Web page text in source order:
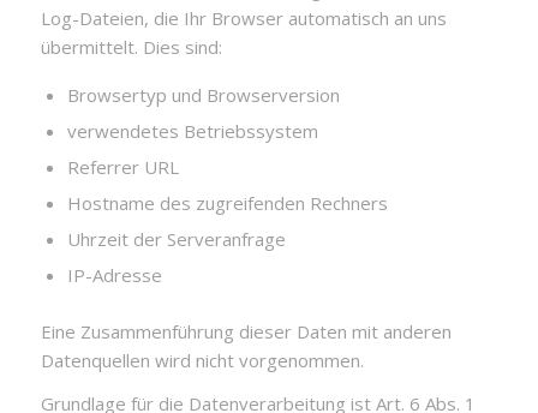
Log-Dateien, die Ihr Browser automatisch an uns
übermittelt. Dies sind:
Browsertyp und Browserversion
verwendetes Betriebssystem
Referrer URL
Hostname des zugreifenden Rechners
Uhrzeit der Serveranfrage
IP-Adresse
Eine Zusammenführung dieser Daten mit anderen
Datenquellen wird nicht vorgenommen.
Grundlage für die Datenverarbeitung ist Art. 6 Abs. 1